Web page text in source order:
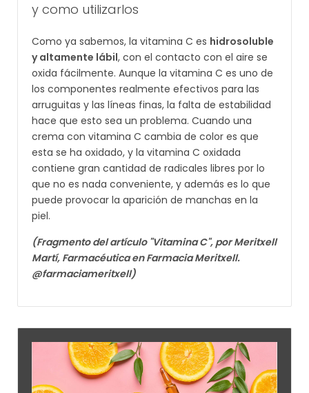
y como utilizarlos
Como ya sabemos, la vitamina C es hidrosoluble
y altamente lábil, con el contacto con el aire se
oxida fácilmente. Aunque la vitamina C es uno de
los componentes realmente efectivos para las
arruguitas y las líneas finas, la falta de estabilidad
hace que esto sea un problema. Cuando una
crema con vitamina C cambia de color es que
esta se ha oxidado, y la vitamina C oxidada
contiene gran cantidad de radicales libres por lo
que no es nada conveniente, y además es lo que
puede provocar la aparición de manchas en la
piel.
(Fragmento del artículo "Vitamina C", por Meritxell
Martí, Farmacéutica en Farmacia Meritxell.
@farmaciameritxell)